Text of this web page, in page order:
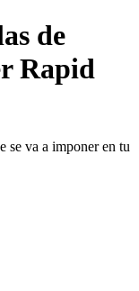
de
Rapid
se va a imponer en tu